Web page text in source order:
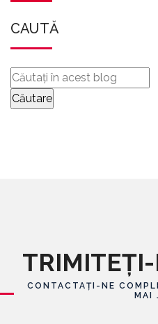
CAUTĂ
CONTACTAȚI-NE
MAI